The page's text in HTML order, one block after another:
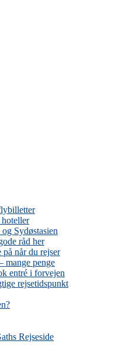
Sydøstasien
råd her
på når du rejser
mange penge
entré i forvejen
rejsetidspunkt
Rejseside